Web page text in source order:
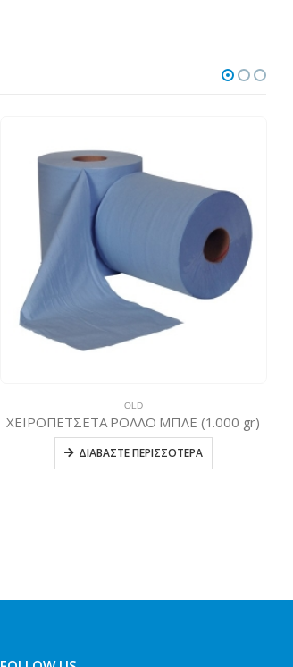
OLD
ΧΕΙΡΟΠΕΤΣΕΤΑ ΡΟΛΛΟ ΜΠΛΕ (1.000 gr)
ΔΙΑΒΆΣΤΕ ΠΕΡΙΣΣΌΤΕΡΑ